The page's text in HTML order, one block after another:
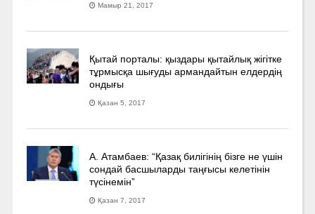
Мамыр 21, 2017
Қытай порталы: қыздары қытайлық жігітке
тұрмысқа шығуды армандайтын елдердің
ондығы
Қазан 5, 2017
А. Атамбаев: “Қазақ билігінің бізге не үшін
сондай басшыларды таңғысы келетінін
түсінемін”
Қазан 7, 2017